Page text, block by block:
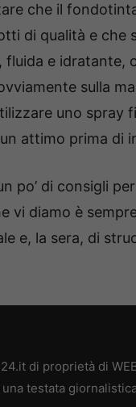
che il
di qualità e che
fluida e idratante,
sulla
uno spray
attimo prima di
po’ di consigli
vi diamo è
e, la sera, di
di proprietà di
testata